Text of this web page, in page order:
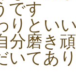
です
りとい
分磨き
いてあ